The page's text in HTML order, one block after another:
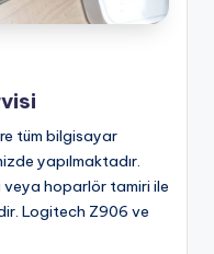
tüm bilgisayar
yapılmaktadır.
veya hoparlör tamiri ile
Logitech Z906 ve